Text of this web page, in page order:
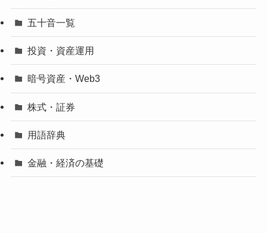
五十音一覧
投資・資産運用
暗号資産・Web3
株式・証券
用語辞典
金融・経済の基礎